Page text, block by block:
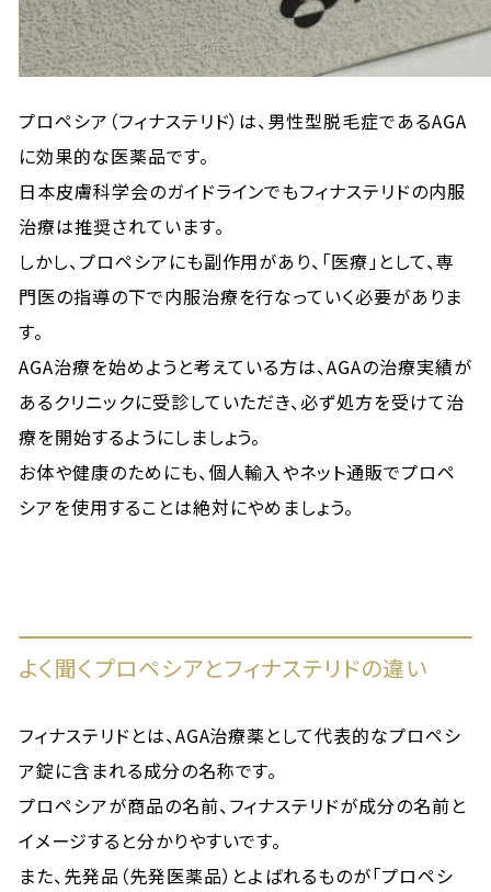
プロペシア（フィナステリド）は、男性型脱毛症であるAGA
に効果的な医薬品です。
日本皮膚科学会のガイドラインでもフィナステリドの内服
治療は推奨されています。
しかし、プロペシアにも副作用があり、「医療」として、専
門医の指導の下で内服治療を行なっていく必要がありま
す。
AGA治療を始めようと考えている方は、AGAの治療実績が
あるクリニックに受診していただき、必ず処方を受けて治
療を開始するようにしましょう。
お体や健康のためにも、個人輸入やネット通販でプロペ
シアを使用することは絶対にやめましょう。
よく聞くプロペシアとフィナステリドの違い
フィナステリドとは、AGA治療薬として代表的なプロペシ
ア錠に含まれる成分の名称です。
プロペシアが商品の名前、フィナステリドが成分の名前と
イメージすると分かりやすいです。
また、先発品（先発医薬品）とよばれるものが「プロペシ